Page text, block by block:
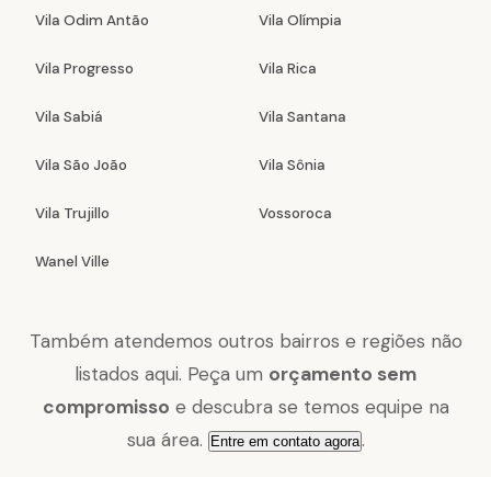
Vila Odim Antão Vila Olímpia
Vila Progresso Vila Rica
Vila Sabiá Vila Santana
Vila São João Vila Sônia
Vila Trujillo Vossoroca
Wanel Ville
Também atendemos outros bairros e regiões não
listados aqui. Peça um orçamento sem
compromisso e descubra se temos equipe na
sua área. Entre em contato agora.